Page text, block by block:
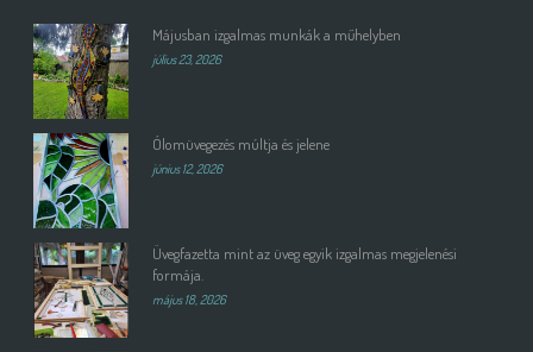
Májusban izgalmas munkák a műhelyben
július 23, 2026
Ólomüvegezés múltja és jelene
június 12, 2026
Üvegfazetta mint az üveg egyik izgalmas megjelenési
formája.
május 18, 2026